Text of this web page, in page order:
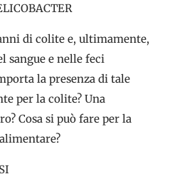
di colite e, ultimamente,
sangue e nelle feci
la presenza di tale
per la colite? Una
Cosa si può fare per la